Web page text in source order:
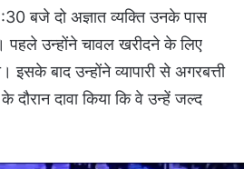
बजे दो अज्ञात व्यक्ति उनके पास
उन्होंने चावल खरीदने के लिए
बाद उन्होंने व्यापारी से अगरबत्ती
दौरान दावा किया कि वे उन्हें जल्द